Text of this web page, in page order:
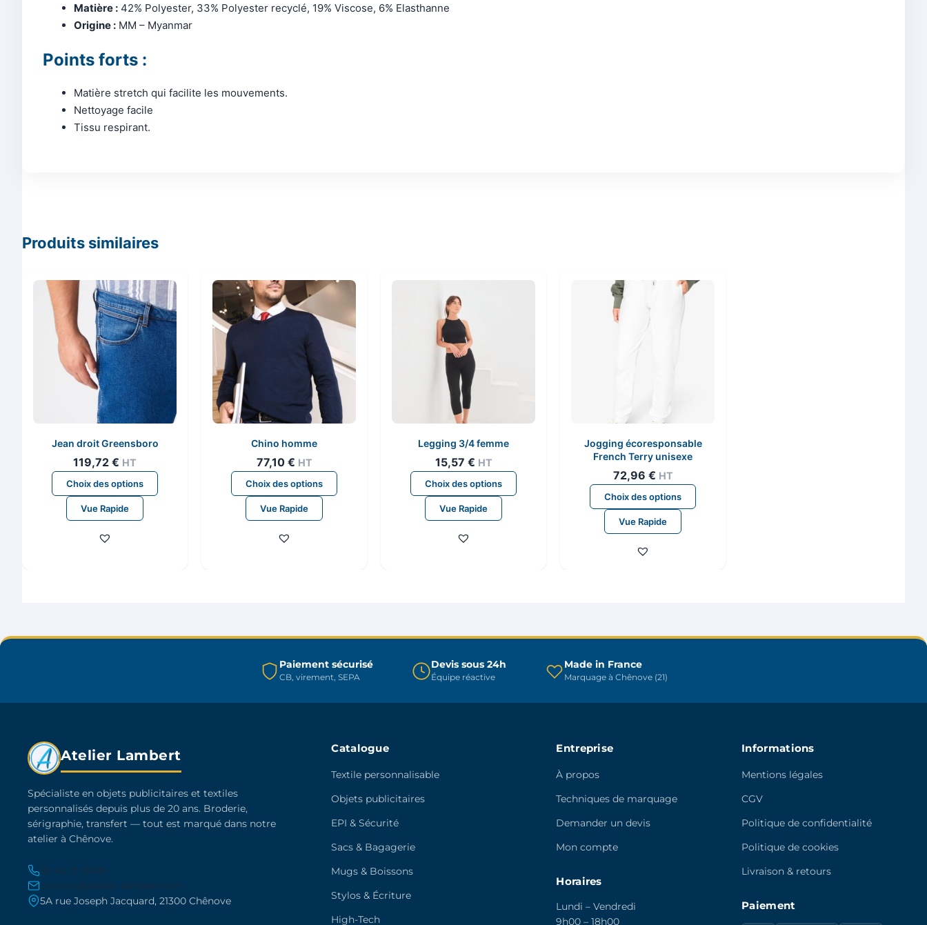
Matière : 42% Polyester, 33% Polyester recyclé, 19% Viscose, 6% Elasthanne
Origine : MM – Myanmar
Points forts :
Matière stretch qui facilite les mouvements.
Nettoyage facile
Tissu respirant.
Produits similaires
Jean droit Greensboro
119,72 € HT
Choix des options
Ce
produit
choisies
du
Vue Rapide
Chino homme
77,10 € HT
Choix des options
Ce
produit
choisies
la
du
Vue Rapide
Legging 3/4 femme
15,57 € HT
Choix des options
Ce
produit
choisies
du
Vue Rapide
Jogging écoresponsable
French Terry unisexe
72,96 € HT
Choix des options
Ce
produit
Vue Rapide
Paiement sécurisé
CB, virement, SEPA
Devis sous 24h
Équipe réactive
Made in France
Marquage à Chênove (21)
Atelier Lambert
Spécialiste en objets publicitaires et textiles
personnalisés depuis plus de 20 ans. Broderie,
sérigraphie, transfert — tout est marqué dans notre
atelier à Chênove.
03 45 21 30 86
contact@atelier-lambert.com
5A rue Joseph Jacquard, 21300 Chênove
Catalogue
Textile personnalisable
Objets publicitaires
EPI & Sécurité
Sacs & Bagagerie
Mugs & Boissons
Stylos & Écriture
High-Tech
Entreprise
À propos
Techniques de marquage
Demander un devis
Mon compte
Horaires
Lundi – Vendredi
9h00 – 18h00
Informations
Mentions légales
CGV
Politique de confidentialité
Politique de cookies
Livraison & retours
Paiement